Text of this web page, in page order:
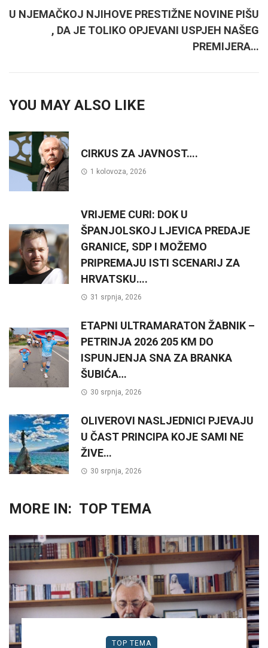
U NJEMAČKOJ NJIHOVE PRESTIŽNE NOVINE PIŠU
, DA JE TOLIKO OPJEVANI USPJEH NAŠEG
PREMIJERA…
YOU MAY ALSO LIKE
CIRKUS ZA JAVNOST….
1 kolovoza, 2026
VRIJEME CURI: DOK U
ŠPANJOLSKOJ LJEVICA PREDAJE
GRANICE, SDP I MOŽEMO
PRIPREMAJU ISTI SCENARIJ ZA
HRVATSKU….
31 srpnja, 2026
ETAPNI ULTRAMARATON ŽABNIK –
PETRINJA 2026 205 KM DO
ISPUNJENJA SNA ZA BRANKA
ŠUBIĆA…
30 srpnja, 2026
OLIVEROVI NASLJEDNICI PJEVAJU
U ČAST PRINCIPA KOJE SAMI NE
ŽIVE…
30 srpnja, 2026
MORE IN: TOP TEMA
TOP TEMA